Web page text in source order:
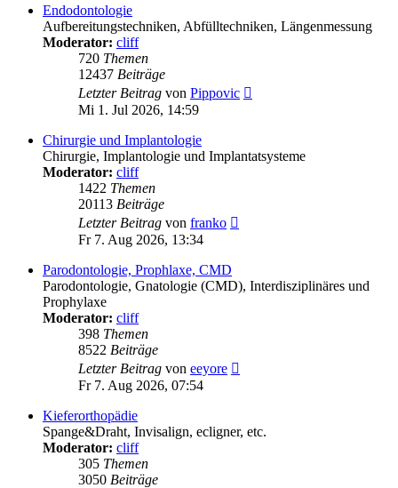
Endodontologie
Aufbereitungstechniken, Abfülltechniken, Längenmessung
Moderator: cliff
720 Themen
12437 Beiträge
Letzter Beitrag von Pippovic
Mi 1. Jul 2026, 14:59
Chirurgie und Implantologie
Chirurgie, Implantologie und Implantatsysteme
Moderator: cliff
1422 Themen
20113 Beiträge
Letzter Beitrag von franko
Fr 7. Aug 2026, 13:34
Parodontologie, Prophlaxe, CMD
Parodontologie, Gnatologie (CMD), Interdisziplinäres und
Prophylaxe
Moderator: cliff
398 Themen
8522 Beiträge
Letzter Beitrag von eeyore
Fr 7. Aug 2026, 07:54
Kieferorthopädie
Spange&Draht, Invisalign, ecligner, etc.
Moderator: cliff
305 Themen
3050 Beiträge